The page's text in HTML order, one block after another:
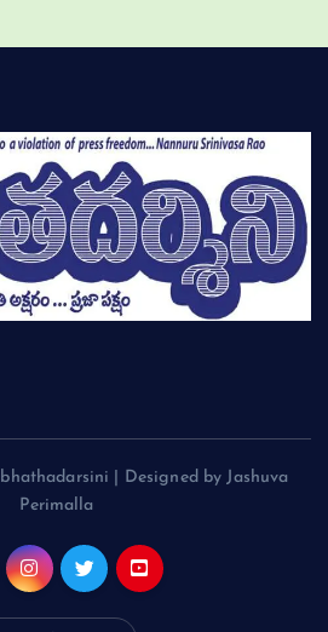
| Designed by Jashuva
Perimalla